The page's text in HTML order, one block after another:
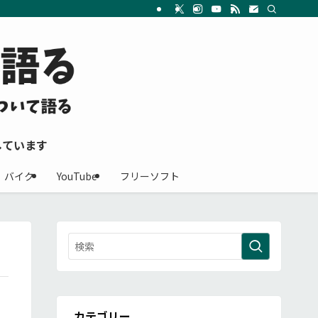
バイク YouTube フリーソフト
います